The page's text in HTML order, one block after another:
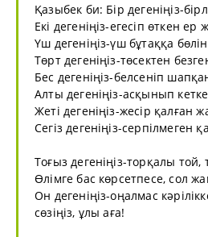
Қазыбек би: Бір дегеніңіз-
Екі дегеніңіз-егесіп өткен ер
Үш дегеніңіз-үш бұтаққа
Төрт дегеніңіз-төсектен
Бес дегеніңіз-белсеніп
Алты дегеніңіз-асқынып
Жеті дегеніңіз-жесір қалған
Сегіз дегеніңіз-серпілмеген
Тоғыз дегеніңіз-торқалы
Өлімге бас көрсетпесе, сол
Он дегеніңіз-оңалмас
сөзіңіз, ұлы аға!